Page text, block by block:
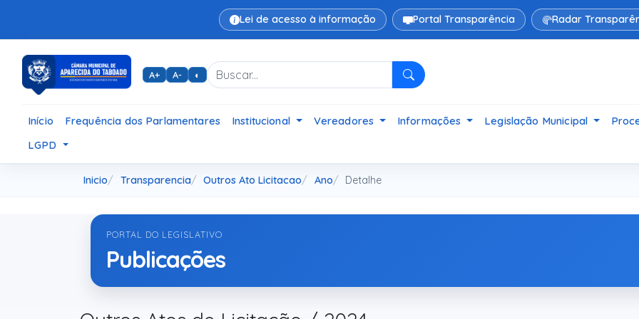
Lei de acesso à informação Portal Transparência Radar
A+ A- ◐
Pesquisar
Início Frequência dos Parlamentares Institucional Vereadores Informações Legislação Municipal
LGPD
Inicio Transparencia Outros Ato Licitacao Ano Detalhe
PORTAL DO LEGISLATIVO
Publicações